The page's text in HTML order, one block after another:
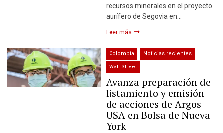
recursos minerales en el proyecto
aurífero de Segovia en…
Leer más
Colombia Noticias recientes
Wall Street
Avanza preparación de
listamiento y emisión
de acciones de Argos
USA en Bolsa de Nueva
York